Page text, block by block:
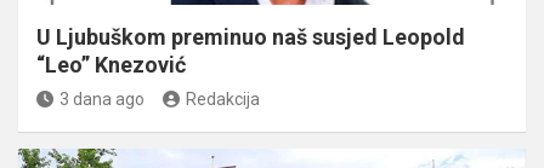
U Ljubuškom preminuo naš susjed Leopold
“Leo” Knezović
3 dana ago Redakcija